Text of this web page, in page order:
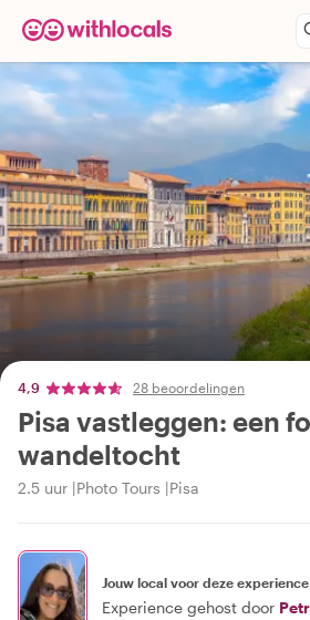
4,9 28 beoordelingen
Pisa vastleggen: een
wandeltocht
2.5 uur Photo Tours Pisa
Jouw local voor deze experience
Experience gehost door